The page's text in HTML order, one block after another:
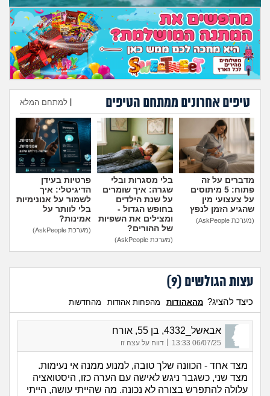
גאווה
טיפים אחרונים ממתחם הטיפים למתחם המלא
הוספת טיפ
מדברים על זה
פתוח: 5 מיתוסים
על צעצועי מין
שהגיע הזמן לנפץ
(מערכת AskPeople)
בלי מסגרות ובלי
שגרה: איך שומרים
על שנת הילדים
בחופש הגדול -
ומצילים את השפיות
של ההורים?
(מערכת AskPeople)
פרטיות בעידן
הדיגיטלי: איך
לשמור על אנונימיות
בלי לוותר על
אמינות?
(מערכת AskPeople)
עצות הגולשים (9
)
כיצד להציג? מהאהודות מהפחות אהודות מהחדשות
אבאשל_4332, בן 55, אורח
06/07/25 13:33 דווח על עצה זו
מצד אחד - הכוונה שלך טובה, למנוע ממנה אי נעימות.
מצד שני, כשגבר ניגש לאישה עם הערה כזו, היסטואציה
עלולה להתפרש בצורה לא נכונה. מה שהייתי עושה, הייתי